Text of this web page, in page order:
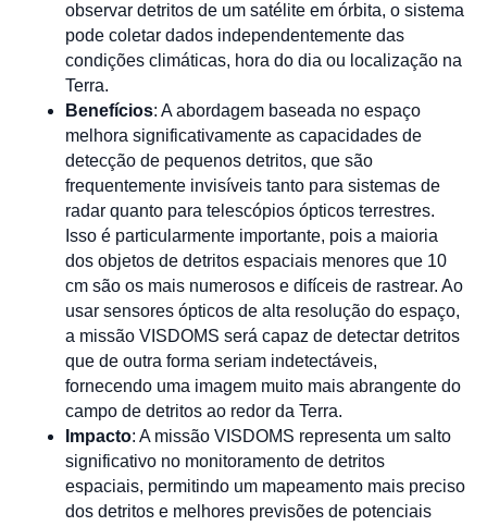
observar detritos de um satélite em órbita, o sistema
pode coletar dados independentemente das
condições climáticas, hora do dia ou localização na
Terra.
Benefícios: A abordagem baseada no espaço
melhora significativamente as capacidades de
detecção de pequenos detritos, que são
frequentemente invisíveis tanto para sistemas de
radar quanto para telescópios ópticos terrestres.
Isso é particularmente importante, pois a maioria
dos objetos de detritos espaciais menores que 10
cm são os mais numerosos e difíceis de rastrear. Ao
usar sensores ópticos de alta resolução do espaço,
a missão VISDOMS será capaz de detectar detritos
que de outra forma seriam indetectáveis,
fornecendo uma imagem muito mais abrangente do
campo de detritos ao redor da Terra.
Impacto: A missão VISDOMS representa um salto
significativo no monitoramento de detritos
espaciais, permitindo um mapeamento mais preciso
dos detritos e melhores previsões de potenciais